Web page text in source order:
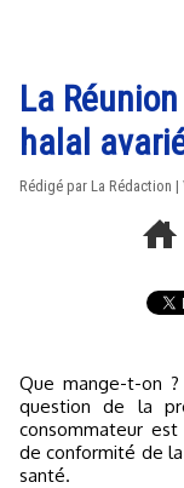
La
halal
Rédigé par La Rédaction |
Que mange-t-on ?
question de la
consommateur
de conformité de
santé.